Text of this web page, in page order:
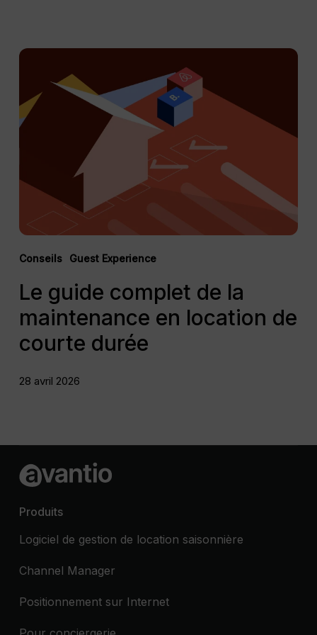
Conseils Guest Experience
Le
complet
de
la
de
durée
Le guide complet de la
maintenance en location de
courte durée
28 avril 2026
Produits
Logiciel de gestion de location saisonnière
Channel Manager
Positionnement sur Internet